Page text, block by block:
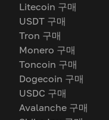
Litecoin 구매
USDT 구매
Tron 구매
Monero 구매
Toncoin 구매
Dogecoin 구매
USDC 구매
Avalanche 구매